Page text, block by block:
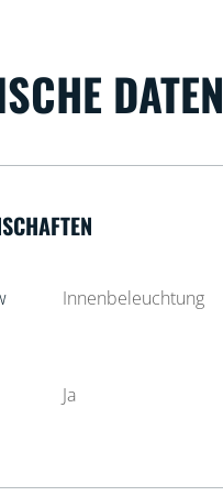
DATEN
Innenbeleuchtung
Ja